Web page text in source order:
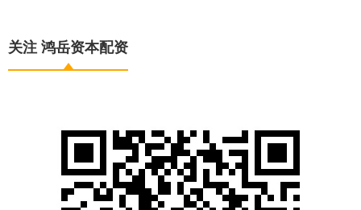
关注 鸿岳资本配资